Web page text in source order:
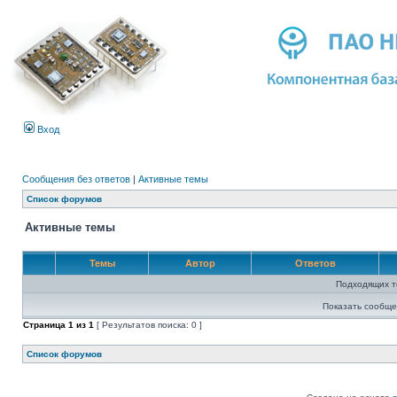
Вход
Сообщения без ответов | Активные темы
Список форумов
Активные темы
Темы Автор Ответов
Подходящих
Показать
Страница 1 из 1 [ Результатов поиска: 0 ]
Список форумов